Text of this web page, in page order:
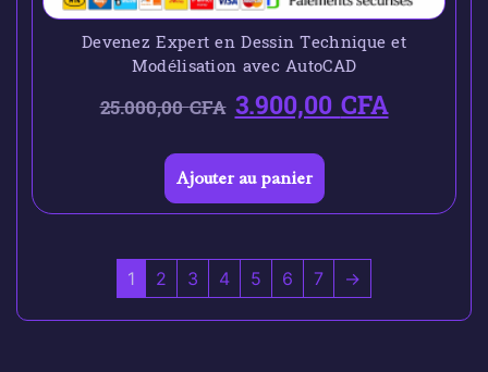
Devenez Expert en Dessin Technique et
Modélisation avec AutoCAD
25.000,00CFA 3.900,00CFA
Ajouter au panier
1 2 3 4 5 6 7 →